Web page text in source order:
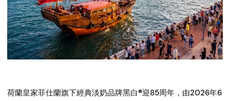
荷蘭皇家菲仕蘭旗下經典淡奶品牌黑白®迎85周年，由2026年6